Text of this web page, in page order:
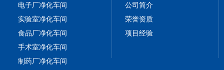
电子厂净化车间
实验室净化车间
食品厂净化车间
手术室净化车间
制药厂净化车间
公司简介
荣誉资质
项目经验